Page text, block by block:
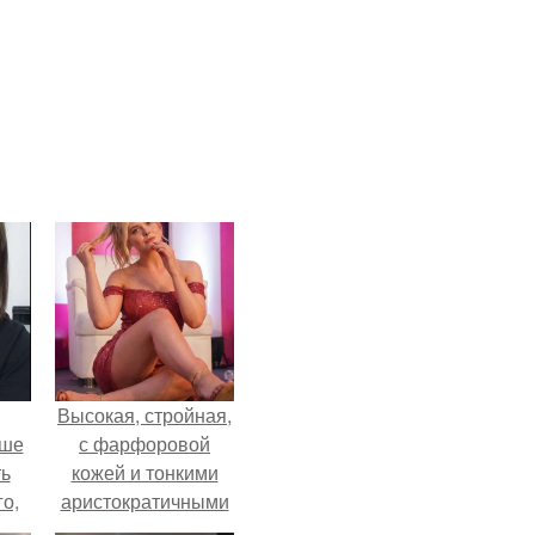
Высокая, стройная,
с фарфоровой
кожей и тонкими
аристократичными